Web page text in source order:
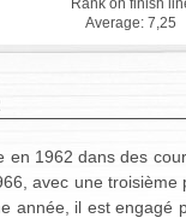
Rank on finish
Average: 7,25
1962 dans des
avec une
année, il est engagé